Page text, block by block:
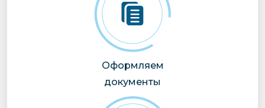
Оформляем
документы